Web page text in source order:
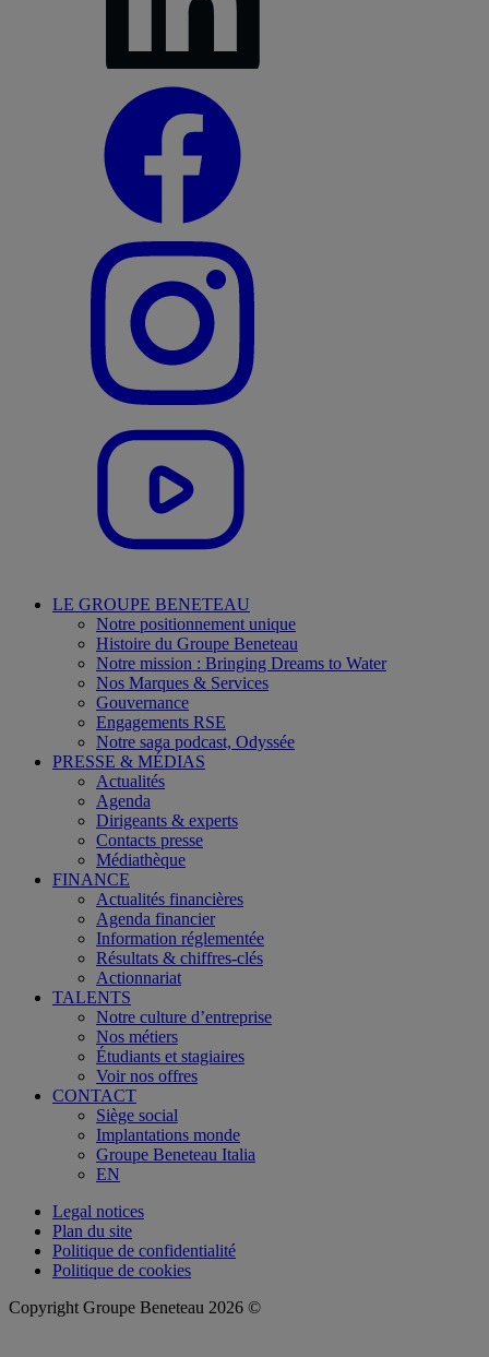
LE GROUPE BENETEAU
Notre positionnement unique
Histoire du Groupe Beneteau
Notre mission : Bringing Dreams to Water
Nos Marques & Services
Gouvernance
Engagements RSE
Notre saga podcast, Odyssée
PRESSE & MÉDIAS
Actualités
Agenda
Dirigeants & experts
Contacts presse
Médiathèque
FINANCE
Actualités financières
Agenda financier
Information réglementée
Résultats & chiffres-clés
Actionnariat
TALENTS
Notre culture d’entreprise
Nos métiers
Étudiants et stagiaires
Voir nos offres
CONTACT
Siège social
Implantations monde
Groupe Beneteau Italia
EN
Legal notices
Plan du site
Politique de confidentialité
Politique de cookies
Copyright Groupe Beneteau 2026 ©